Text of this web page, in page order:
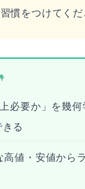
慣をつけてくだ
必要か」を幾
る
値・安値から